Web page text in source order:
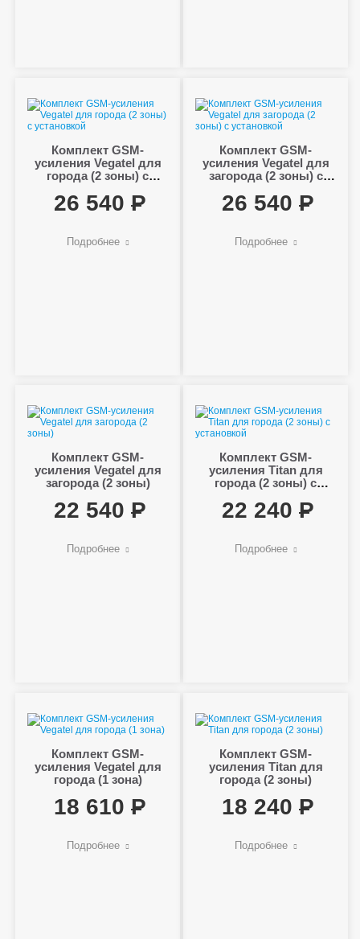
Комплект GSM-
усиления Vegatel для
города (2 зоны) с
26 540
Подробнее
Комплект GSM-
усиления Vegatel для
загорода (2 зоны) с
26 540
Подробнее
Комплект GSM-
усиления Vegatel для
загорода (2 зоны)
22 540
Подробнее
Комплект GSM-
усиления Titan для
города (2 зоны) с
22 240
Подробнее
Комплект GSM-
усиления Vegatel для
города (1 зона)
18 610
Подробнее
Комплект GSM-
усиления Titan для
города (2 зоны)
18 240
Подробнее